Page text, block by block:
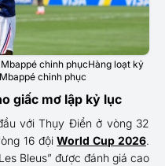
chinh phụcHàng loạt kỷ
chinh phục
giấc mơ lập kỷ lục
với Thụy Điển ở vòng 32
16 độiWorld Cup 2026.
Bleus” được đánh giá cao